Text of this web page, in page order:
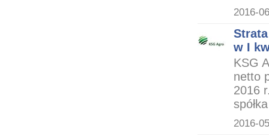
2016-
w I
KSG
netto
2016
2016-